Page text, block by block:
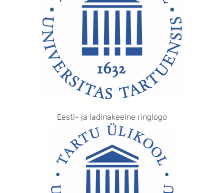
Eesti- ja ladinakeelne ringlogo